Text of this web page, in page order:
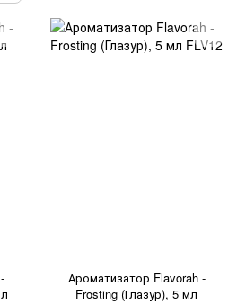
Ароматизатор Flavorah -
Frosting (Глазур), 5 мл